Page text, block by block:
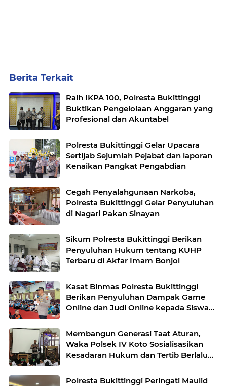
Berita Terkait
Raih IKPA 100, Polresta Bukittinggi
Buktikan Pengelolaan Anggaran yang
Profesional dan Akuntabel
Polresta Bukittinggi Gelar Upacara
Sertijab Sejumlah Pejabat dan laporan
Kenaikan Pangkat Pengabdian
Cegah Penyalahgunaan Narkoba,
Polresta Bukittinggi Gelar Penyuluhan
di Nagari Pakan Sinayan
Sikum Polresta Bukittinggi Berikan
Penyuluhan Hukum tentang KUHP
Terbaru di Akfar Imam Bonjol
Kasat Binmas Polresta Bukittinggi
Berikan Penyuluhan Dampak Game
Online dan Judi Online kepada Siswa
Membangun Generasi Taat Aturan,
Waka Polsek IV Koto Sosialisasikan
Kesadaran Hukum dan Tertib Berlalu
Polresta Bukittinggi Peringati Maulid